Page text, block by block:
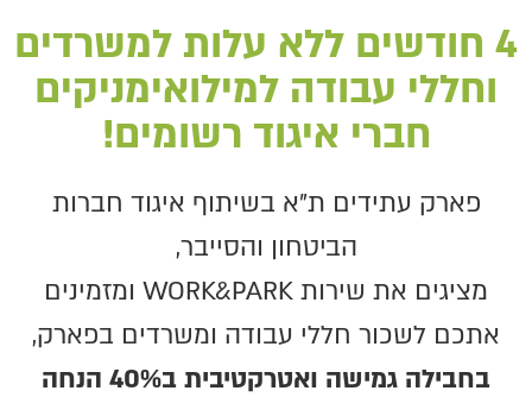
4 חודשים ללא עלות למשרדים
וחללי עבודה למילואימניקים
חברי איגוד רשומים!
פארק עתידים ת"א בשיתוף איגוד חברות
הביטחון והסייבר,
מציגים את שירות WORK&PARK ומזמינים
אתכם לשכור חללי עבודה ומשרדים בפארק,
בחבילה גמישה ואטרקטיבית ב40% הנחה